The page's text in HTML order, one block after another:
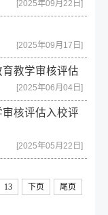
[2025年09月22日]
[2025年09月17日]
育教学审核评估
[2025年06月04日]
审核评估入校评
[2025年05月22日]
13 下页 尾页